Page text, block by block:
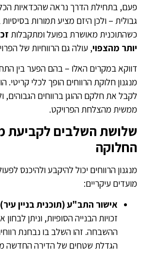
פעם, בתחילת הדרך נראה שהכדאיות
גבולית – ולכן היזם מציע תמורות
כשהתוכנית מאושרת בפועל ומתקבלות
יותר מהצפוי, עולה גם הרווחיות של
דווקא במקרים האלו – בהם הפער בין
מנגנון חלוקת הרווחים הופך לכלי קריטי.
לקבל את חלקם ההוגן ברווחים הגבוהים,
ממשית מהצלחת הפרויקט.
שלושת השלבים לקביעת
החלוקה
מנגנון הרווחים יכול להיקבע ולהיכנס
מועדים עיקריים:
אישור התב"ע (תוכנית בניין
זכויות הבנייה הסופיות, וניתן
ההשבחה. זהו השלב בו נבחנת
הגדלת שטחים של הדירה החדשה